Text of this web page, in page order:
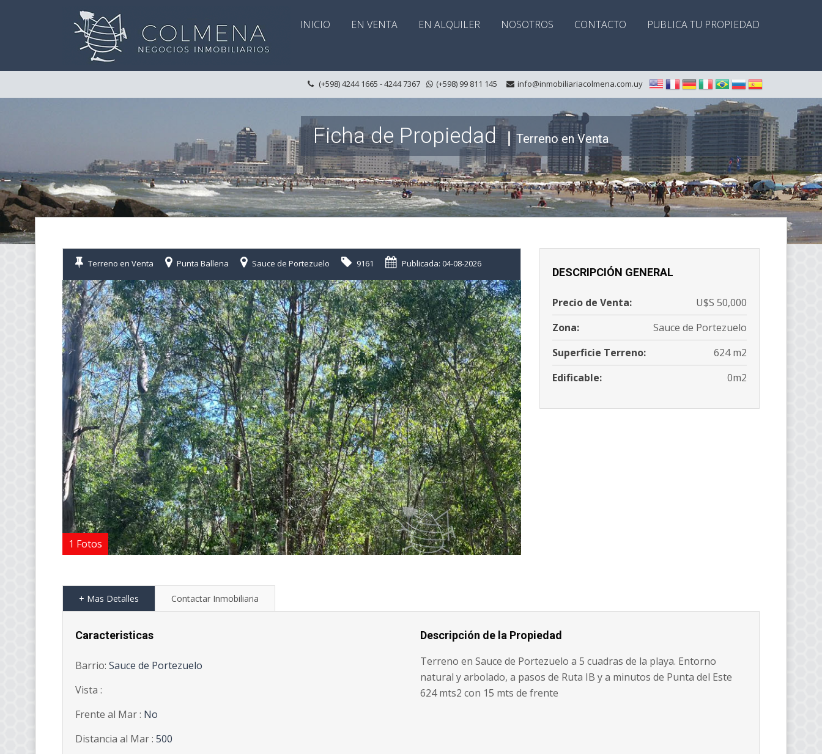
INICIO EN VENTA EN ALQUILER NOSOTROS CONTACTO PUBLICA TU PROPIEDAD
(+598) 4244 1665 - 4244 7367 (+598) 99 811 145 info@inmobiliariacolmena.com.uy
Ficha de Propiedad Terreno en Venta
Terreno en Venta Punta Ballena Sauce de Portezuelo 9161 Publicada: 04-08-2026
1 Fotos
DESCRIPCIÓN GENERAL
Precio de Venta:
U$S 50,000
Zona:
Sauce de Portezuelo
Superficie Terreno:
624 m2
Edificable:
0m2
+ Mas Detalles Contactar Inmobiliaria
Caracteristicas
Barrio: Sauce de Portezuelo
Vista :
Frente al Mar : No
Distancia al Mar : 500
Descripción de la Propiedad
Terreno en Sauce de Portezuelo a 5 cuadras de la playa. Entorno
natural y arbolado, a pasos de Ruta IB y a minutos de Punta del Este
624 mts2 con 15 mts de frente